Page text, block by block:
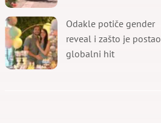
Odakle potiče gender
reveal i zašto je postao
globalni hit